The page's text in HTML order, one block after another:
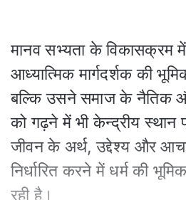
मानव सभ्यता के विकासक्रम
आध्यात्मिक मार्गदर्शक की
बल्कि उसने समाज के नैतिक
को गढ़ने में भी केन्द्रीय स्थान
जीवन के अर्थ, उद्देश्य और
निर्धारित करने में धर्म की
रही है।